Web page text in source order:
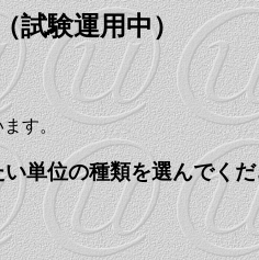
試験運用中）
ます。
単位の種類を選んでく